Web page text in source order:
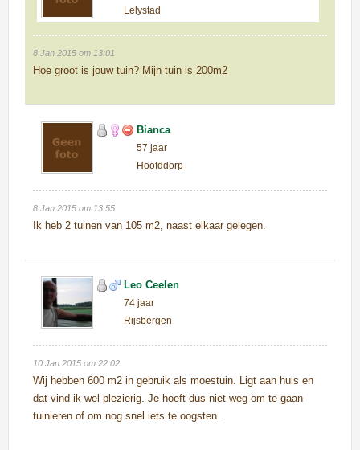
Lelystad
8 Jan 2015 om 13:01
Hoe groot is jouw tuin? Mijn tuin is 200m2
Bianca
57 jaar
Hoofddorp
8 Jan 2015 om 13:55
Ik heb 2 tuinen van 105 m2, naast elkaar gelegen.
Leo Ceelen
74 jaar
Rijsbergen
10 Jan 2015 om 22:02
Wij hebben 600 m2 in gebruik als moestuin. Ligt aan huis en
dat vind ik wel plezierig. Je hoeft dus niet weg om te gaan
tuinieren of om nog snel iets te oogsten.